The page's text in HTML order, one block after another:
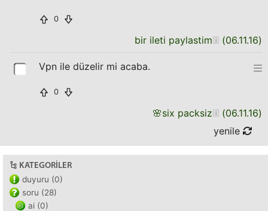
0
bir ileti paylastim (06.11.16)
Vpn ile düzelir mi acaba.
0
🌸six packsiz (06.11.16)
yenile
KATEGORILER
duyuru (0)
soru (28)
ai (0)